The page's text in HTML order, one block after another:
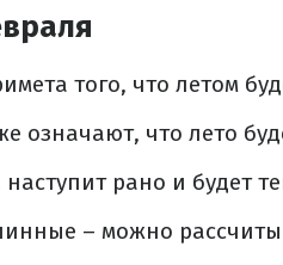
того, что летом
означают, что лето
рано и будет
– можно